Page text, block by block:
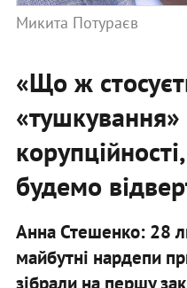
Микита Потураєв
«Що ж
будемо
Анна Стешенко: 28
майбутні нардепи
зібрали на першу